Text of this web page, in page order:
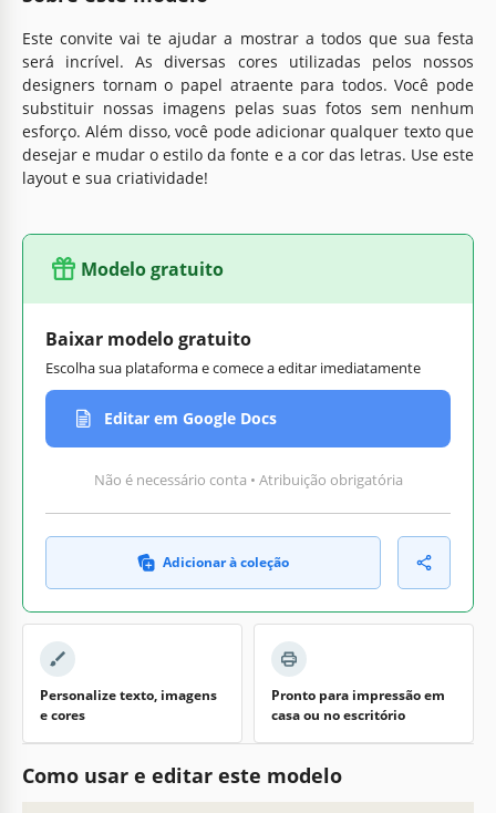
Este convite vai te ajudar a mostrar a todos que sua festa
será incrível. As diversas cores utilizadas pelos nossos
designers tornam o papel atraente para todos. Você pode
substituir nossas imagens pelas suas fotos sem nenhum
esforço. Além disso, você pode adicionar qualquer texto que
desejar e mudar o estilo da fonte e a cor das letras. Use este
layout e sua criatividade!
Modelo gratuito
Baixar modelo gratuito
Escolha sua plataforma e comece a editar imediatamente
Editar em Google Docs
Não é necessário conta • Atribuição obrigatória
Adicionar à coleção
Personalize texto, imagens
e cores
Pronto para impressão em
casa ou no escritório
Como usar e editar este modelo